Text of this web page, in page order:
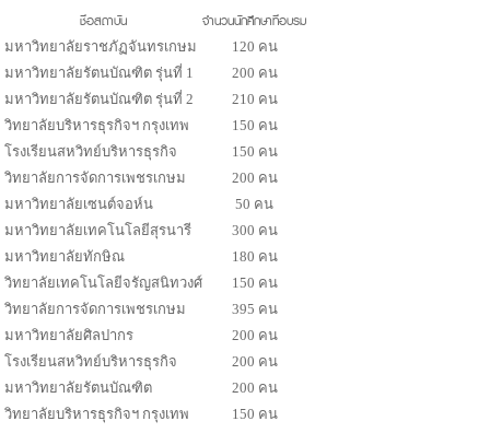
ชื่อสถาบัน จำนวนนักศึกษาที่อบรม
มหาวิทยาลัยราชภัฏจันทรเกษม
120 คน
มหาวิทยาลัยรัตนบัณฑิต รุ่นที่ 1
200 คน
มหาวิทยาลัยรัตนบัณฑิต รุ่นที่ 2
210 คน
วิทยาลัยบริหารธุรกิจฯ กรุงเทพ
150 คน
โรงเรียนสหวิทย์บริหารธุรกิจ
150 คน
วิทยาลัยการจัดการเพชรเกษม
200 คน
มหาวิทยาลัยเซนต์จอห์น
50 คน
มหาวิทยาลัยเทคโนโลยีสุรนารี
300 คน
มหาวิทยาลัยทักษิณ
180 คน
วิทยาลัยเทคโนโลยีจรัญสนิทวงศ์
150 คน
วิทยาลัยการจัดการเพชรเกษม
395 คน
มหาวิทยาลัยศิลปากร
200 คน
โรงเรียนสหวิทย์บริหารธุรกิจ
200 คน
มหาวิทยาลัยรัตนบัณฑิต
200 คน
วิทยาลัยบริหารธุรกิจฯ กรุงเทพ
150 คน